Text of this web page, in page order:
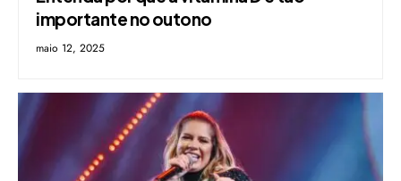
importante no outono
maio 12, 2025